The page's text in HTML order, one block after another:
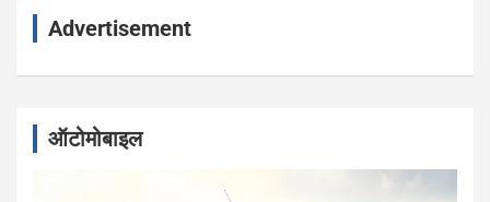
Advertisement
ऑटोमोबाइल